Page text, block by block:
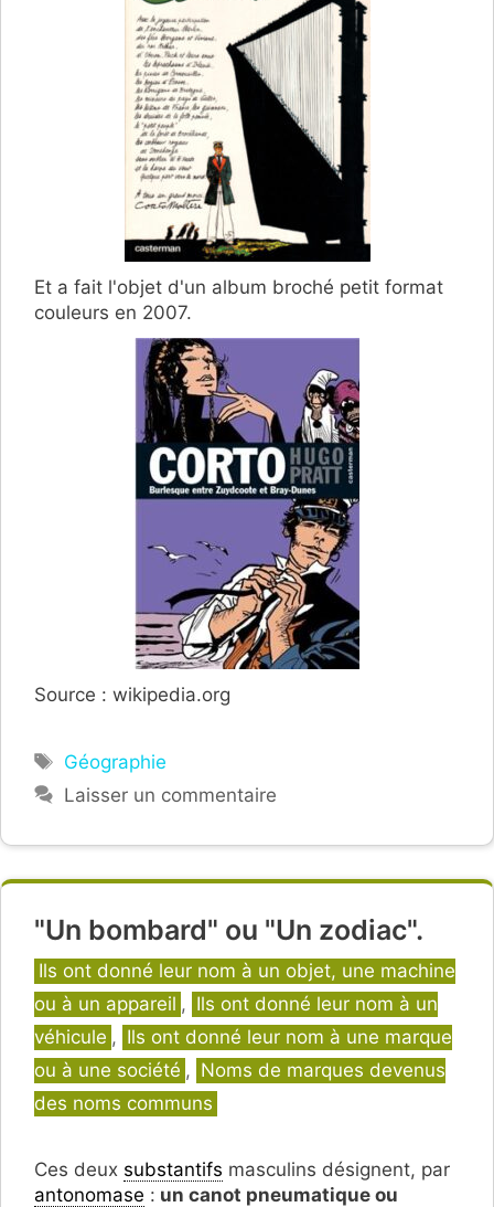
Et a fait l'objet d'un album broché petit format
couleurs en 2007.
Source : wikipedia.org
Étiquettes
Géographie
Laisser un commentaire
"Un bombard" ou "Un zodiac".
Catégories
Ils ont donné leur nom à un objet, une machine
ou à un appareil , Ils ont donné leur nom à un
véhicule , Ils ont donné leur nom à une marque
ou à une société , Noms de marques devenus
des noms communs
Ces deux substantifs masculins désignent, par
antonomase : un canot pneumatique ou